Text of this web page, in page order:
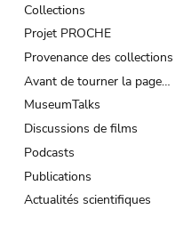
Collections
Projet PROCHE
Provenance des collections
Avant de tourner la page…
MuseumTalks
Discussions de films
Podcasts
Publications
Actualités scientifiques